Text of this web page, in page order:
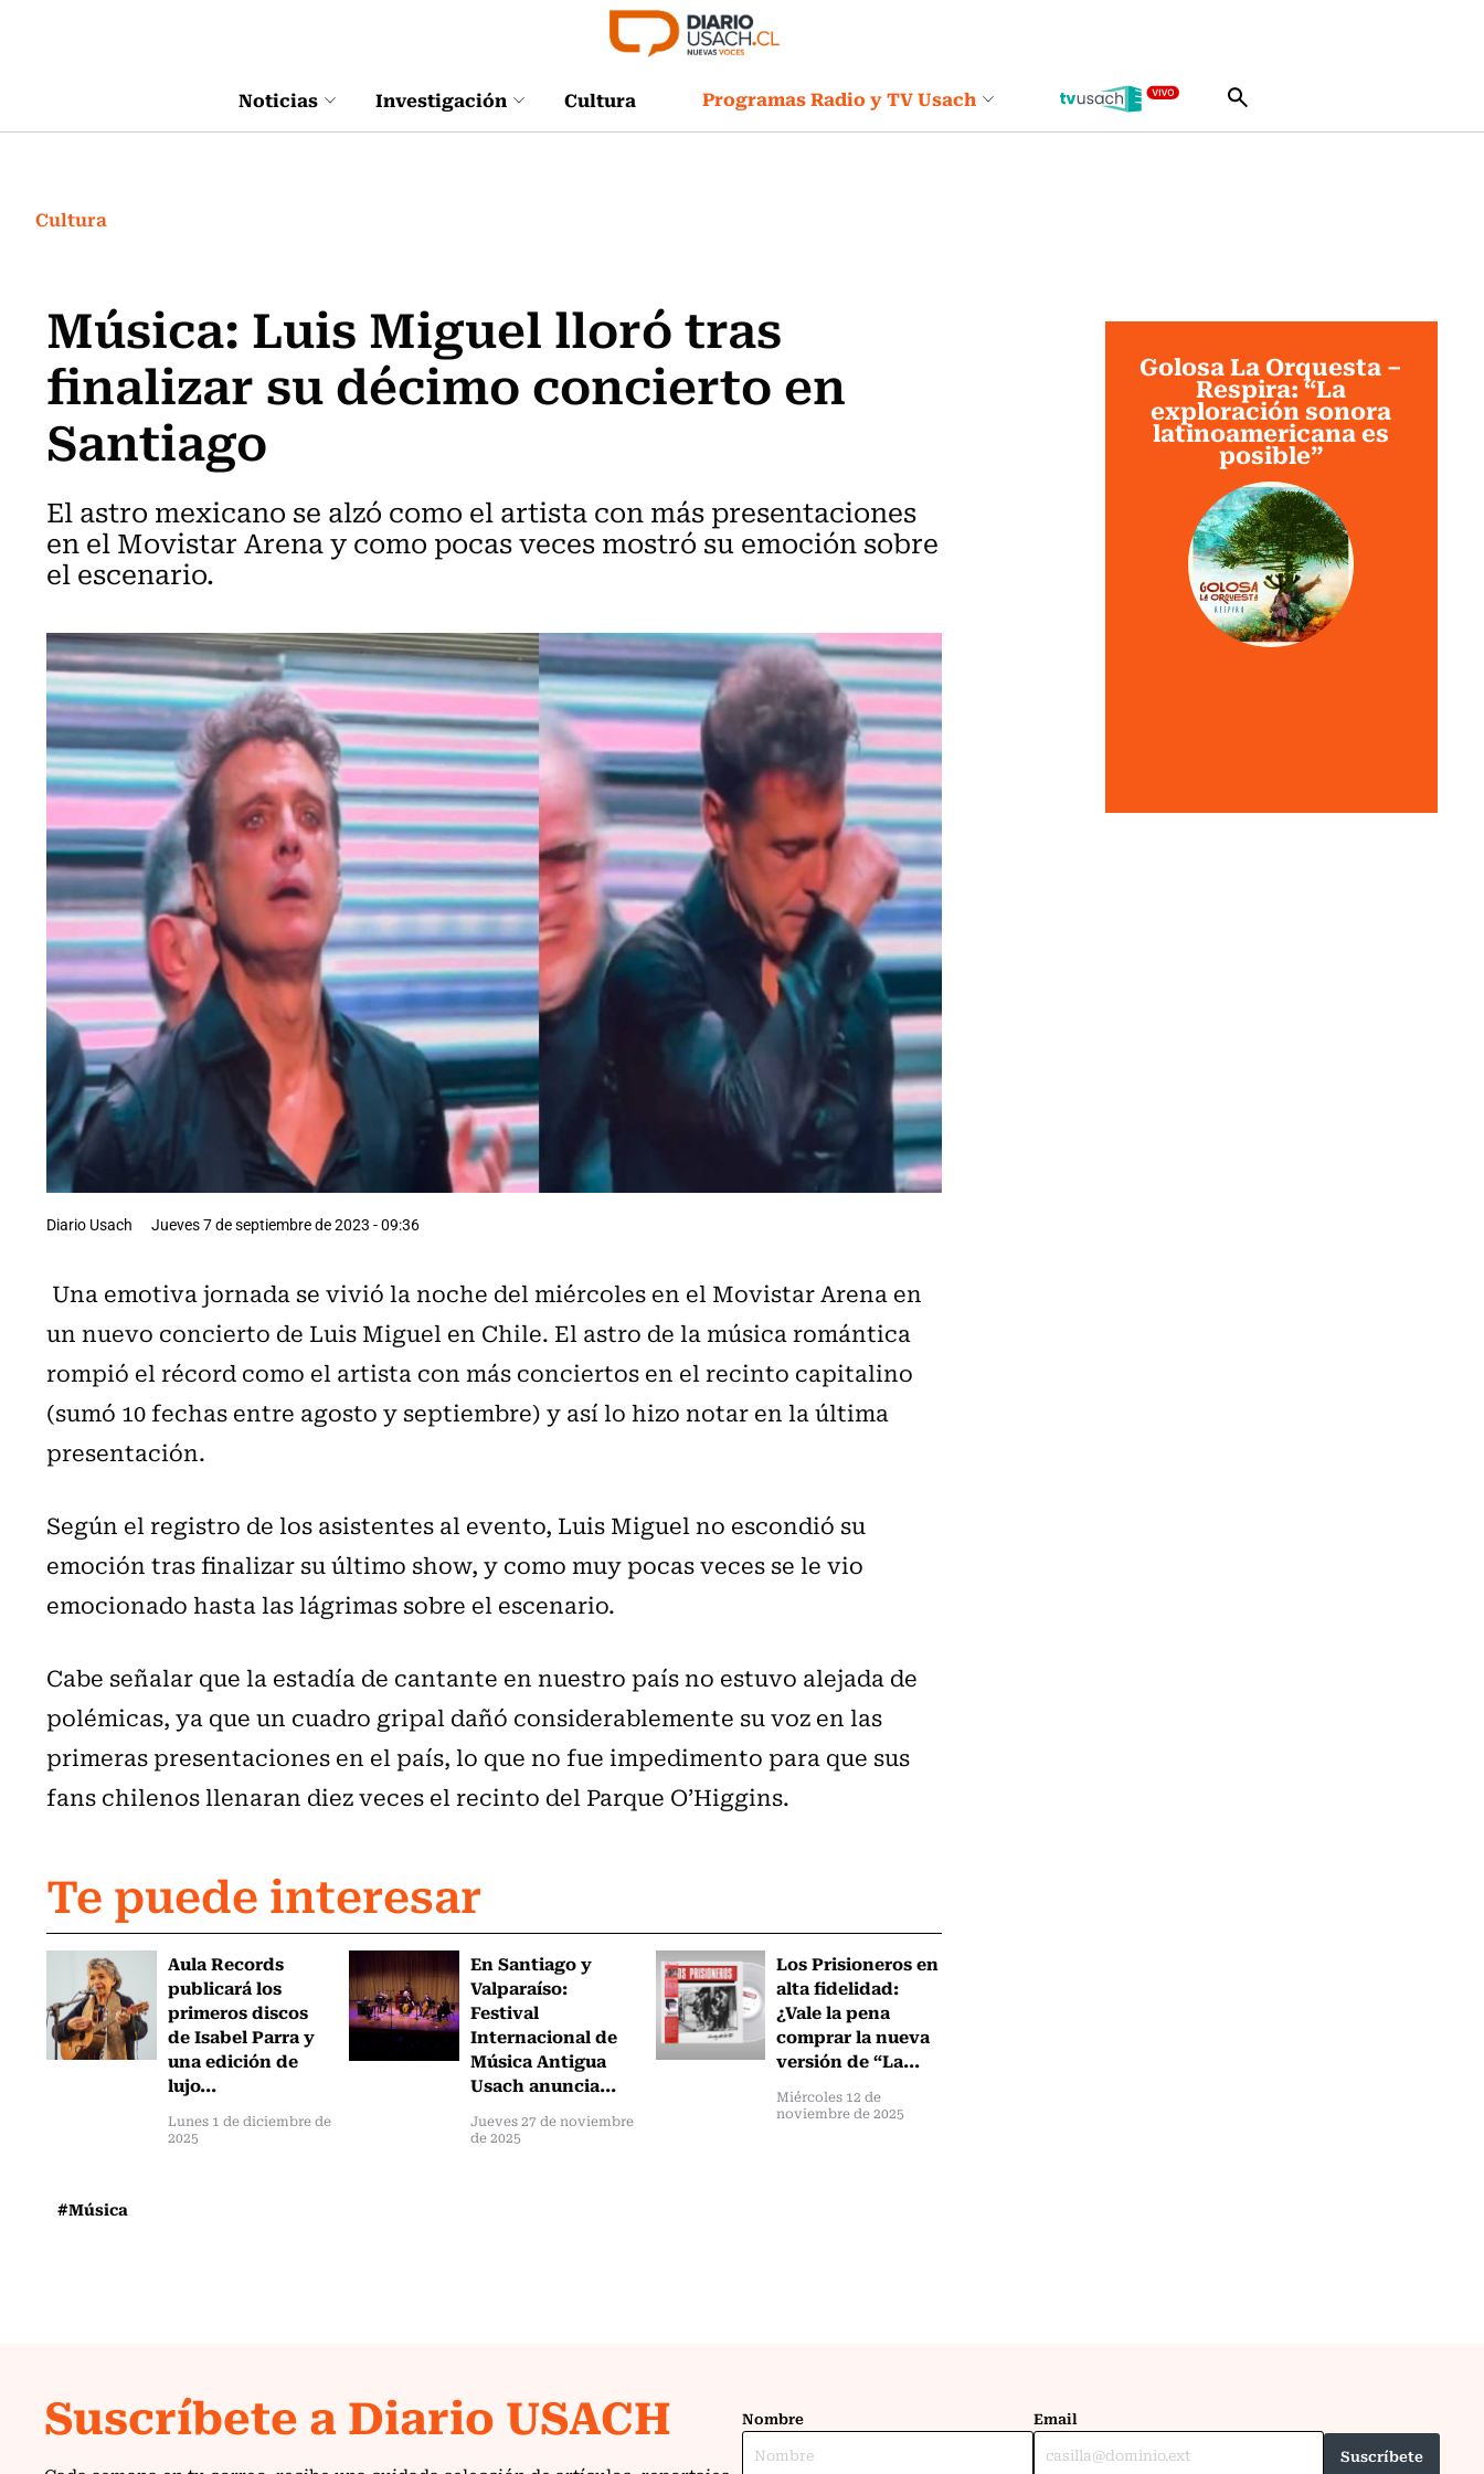
Noticias Investigación Cultura Programas Radio y TV Usach
Cultura
Música: Luis Miguel lloró tras
finalizar su décimo concierto en
Santiago
El astro mexicano se alzó como el artista con más presentaciones
en el Movistar Arena y como pocas veces mostró su emoción sobre
el escenario.
Diario Usach Jueves 7 de septiembre de 2023 - 09:36
Una emotiva jornada se vivió la noche del miércoles en el Movistar Arena en
un nuevo concierto de Luis Miguel en Chile. El astro de la música romántica
rompió el récord como el artista con más conciertos en el recinto capitalino
(sumó 10 fechas entre agosto y septiembre) y así lo hizo notar en la última
presentación.
Según el registro de los asistentes al evento, Luis Miguel no escondió su
emoción tras finalizar su último show, y como muy pocas veces se le vio
emocionado hasta las lágrimas sobre el escenario.
Cabe señalar que la estadía de cantante en nuestro país no estuvo alejada de
polémicas, ya que un cuadro gripal dañó considerablemente su voz en las
primeras presentaciones en el país, lo que no fue impedimento para que sus
fans chilenos llenaran diez veces el recinto del Parque O’Higgins.
Te puede interesar
Aula Records
publicará los
primeros discos
de Isabel Parra y
una edición de
lujo...
Lunes 1 de diciembre de
2025
En Santiago y
Valparaíso:
Festival
Internacional de
Música Antigua
Usach anuncia...
Jueves 27 de noviembre
de 2025
Los Prisioneros en
alta fidelidad:
¿Vale la pena
comprar la nueva
versión de “La...
Miércoles 12 de
noviembre de 2025
#Música
Golosa La Orquesta –
Respira: “La
exploración sonora
latinoamericana es
posible”